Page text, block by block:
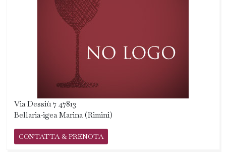
Via Dessiù 7 47813
Bellaria-igea Marina (Rimini)
CONTATTA & PRENOTA